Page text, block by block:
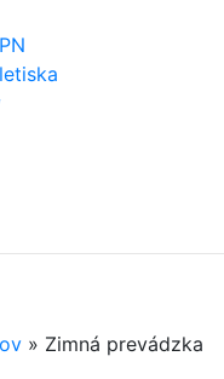
» Zimná prevádzka